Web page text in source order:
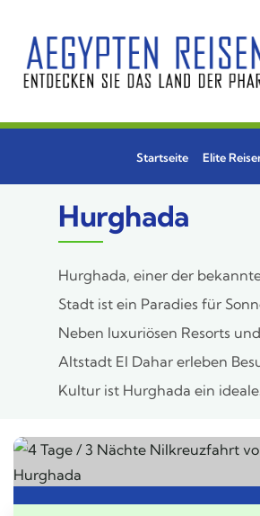
Startseite Elite
Hurghada
Hurghada, einer der
Stadt ist ein Paradies für
Neben luxuriösen Resorts
Altstadt El Dahar erleben
Kultur ist Hurghada ein